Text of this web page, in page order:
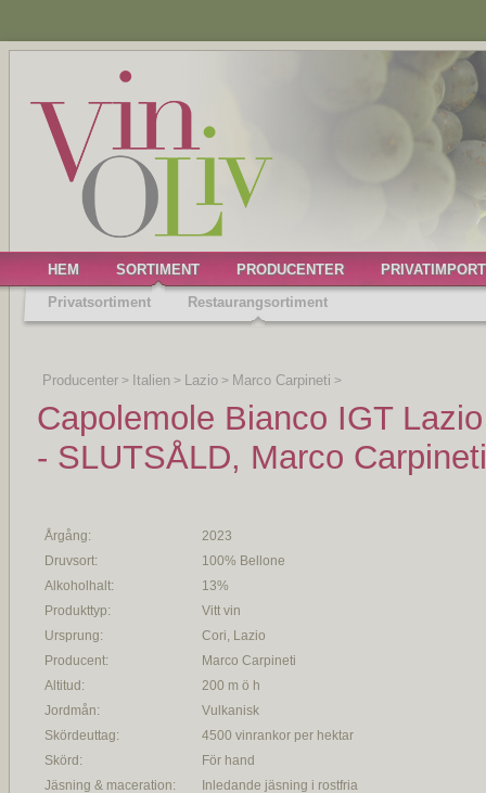
HEM SORTIMENT PRODUCENTER
PRIVATIMPORT
Privatsortiment
Restaurangsortiment
Producenter > Italien > Lazio > Marco Carpineti >
Capolemole Bianco IGT
- SLUTSÅLD, Marco
Årgång:
2023
Druvsort:
100% Bellone
Alkoholhalt:
13%
Produkttyp:
Vitt vin
Ursprung:
Cori, Lazio
Producent:
Marco Carpineti
Altitud:
200 m ö h
Jordmån:
Vulkanisk
Skördeuttag:
4500 vinrankor per hektar
Skörd:
För hand
Jäsning & maceration:
Inledande jäsning i rostfria